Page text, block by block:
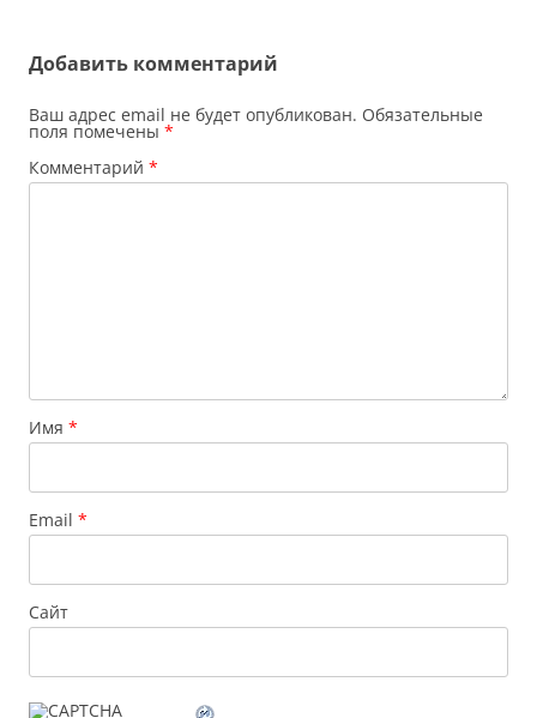
Добавить комментарий
Ваш адрес email не будет опубликован. Обязательные
поля помечены *
Комментарий *
Имя *
Email *
Сайт